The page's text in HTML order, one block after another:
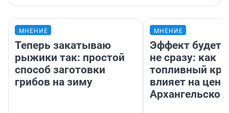
МНЕНИЕ
Теперь закатываю
рыжики так: простой
способ заготовки
грибов на зиму
МНЕНИЕ
Эффект будет
не сразу: как
топливный
влияет на